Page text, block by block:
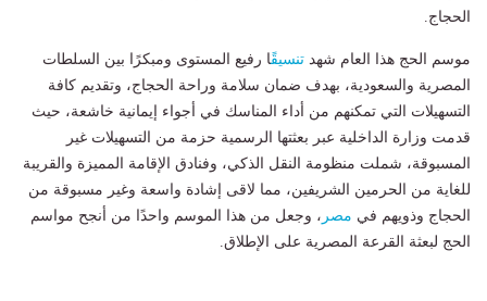
الحجاج.
موسم الحج هذا العام شهد تنسيقًا رفيع المستوى ومبكرًا بين السلطات
المصرية والسعودية، بهدف ضمان سلامة وراحة الحجاج، وتقديم كافة
التسهيلات التي تمكنهم من أداء المناسك في أجواء إيمانية خاشعة، حيث
قدمت وزارة الداخلية عبر بعثتها الرسمية حزمة من التسهيلات غير
المسبوقة، شملت منظومة النقل الذكي، وفنادق الإقامة المميزة والقريبة
للغاية من الحرمين الشريفين، مما لاقى إشادة واسعة وغير مسبوقة من
الحجاج وذويهم في مصر ، وجعل من هذا الموسم واحدًا من أنجح مواسم
الحج لبعثة القرعة المصرية على الإطلاق.